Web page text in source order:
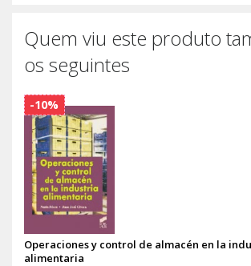
Quem viu este produto
os seguintes
Operaciones y control de almacén en la
alimentaria
-10%